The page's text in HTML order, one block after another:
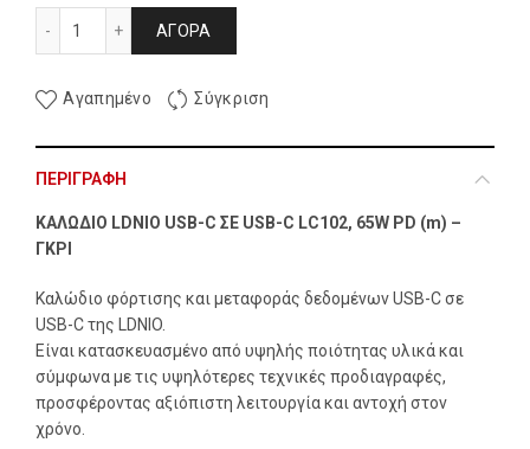
ΚΑΛΩΔΙΟ LDNIO USB-C ΣΕ USB-C LC102, 65W PD (2m) -
ΑΓΟΡΆ
Αγαπημένο Σύγκριση
ΠΕΡΙΓΡΑΦΉ
ΚΑΛΩΔΙΟ LDNIO USB-C ΣΕ USB-C LC102, 65W PD (m) –
ΓΚΡΙ
Καλώδιο φόρτισης και μεταφοράς δεδομένων USB-C σε
USB-C της LDNIO.
Είναι κατασκευασμένο από υψηλής ποιότητας υλικά και
σύμφωνα με τις υψηλότερες τεχνικές προδιαγραφές,
προσφέροντας αξιόπιστη λειτουργία και αντοχή στον
χρόνο.